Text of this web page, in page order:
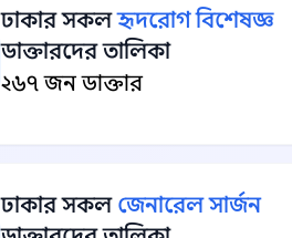
ঢাকার সকলহৃদরোগ বিশেষজ্ঞ
ডাক্তারদের তালিকা
২৬৭ জন ডাক্তার
ঢাকার সকল জেনারেল সার্জন